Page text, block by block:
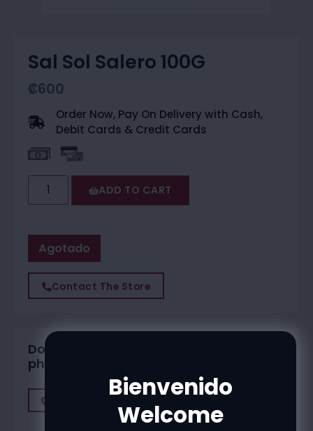
Sal Sol Salero 100G
₡600
Order Now, Pay On Delivery with Cash,
Debit Cards & Credit Cards
ADD TO CART
Agotado
Contact The Store
Do you want to buy in one of our
physical stores?
Bienvenido
Welcome